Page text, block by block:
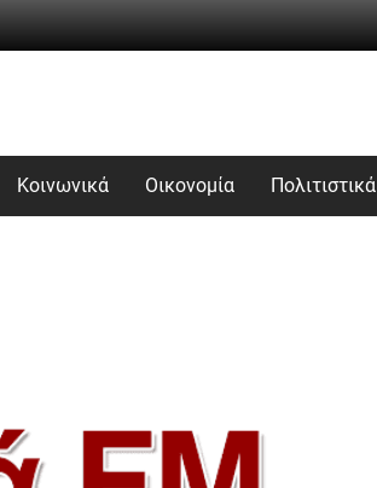
Κοινωνικά Οικονομία Πολιτιστικά